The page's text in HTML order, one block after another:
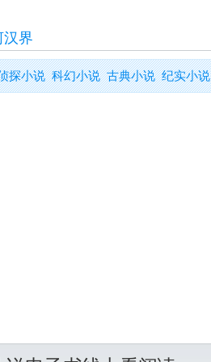
汉界
探小说 科幻小说 古典小说 纪实小说